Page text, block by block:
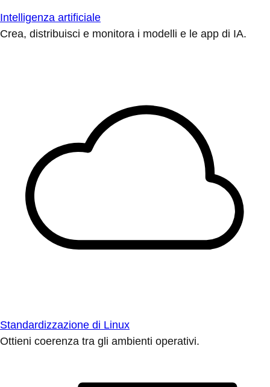
Intelligenza artificiale
Crea, distribuisci e monitora i modelli e le app di IA.
Standardizzazione di Linux
Ottieni coerenza tra gli ambienti operativi.